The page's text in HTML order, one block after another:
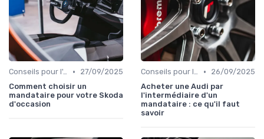
Conseils pour l'Achat •
27/09/2025
Comment choisir un
mandataire pour votre Skoda
d'occasion
Conseils pour l'Achat •
26/09/2025
Acheter une Audi par
l'intermédiaire d'un
mandataire : ce qu'il faut
savoir